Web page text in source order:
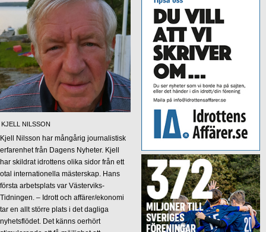
KJELL NILSSON
Kjell Nilsson har mångårig journalistisk
erfarenhet från Dagens Nyheter. Kjell
har skildrat idrottens olika sidor från ett
otal internationella mästerskap. Hans
första arbetsplats var Västerviks-
Tidningen. – Idrott och affärer/ekonomi
tar en allt större plats i det dagliga
nyhetsflödet. Det känns oerhört